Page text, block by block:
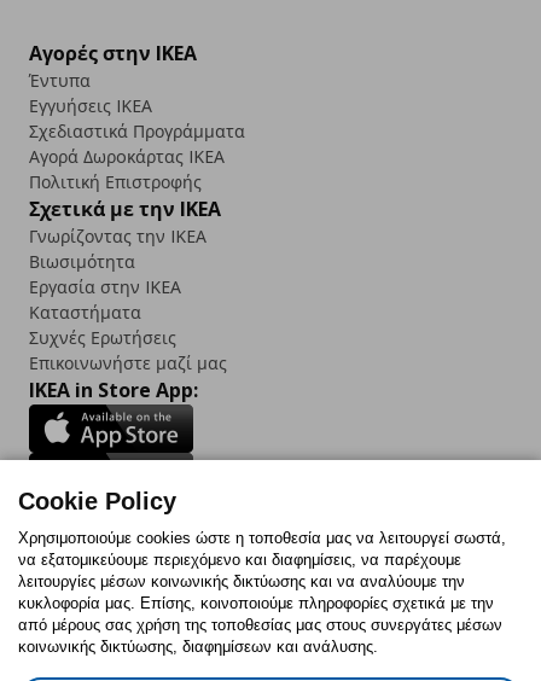
Αγορές στην IKEA
Έντυπα
Εγγυήσεις IKEA
Σχεδιαστικά Προγράμματα
Αγορά Δωρoκάρτας IKEA
Πολιτική Επιστροφής
Σχετικά με την IKEA
Γνωρίζοντας την IKEA
Βιωσιμότητα
Εργασία στην IKEA
Καταστήματα
Συχνές Ερωτήσεις
Επικοινωνήστε μαζί μας
IKEA in Store App:
Follow us:
FacebookInstagram
TikTokYoutubePinterestTwitter
Cookie Policy
Χρησιμοποιούμε cookies ώστε η τοποθεσία μας να λειτουργεί σωστά,
να εξατομικεύουμε περιεχόμενο και διαφημίσεις, να παρέχουμε
λειτουργίες μέσων κοινωνικής δικτύωσης και να αναλύουμε την
κυκλοφορία μας. Επίσης, κοινοποιούμε πληροφορίες σχετικά με την
από μέρους σας χρήση της τοποθεσίας μας στους συνεργάτες μέσων
κοινωνικής δικτύωσης, διαφημίσεων και ανάλυσης.